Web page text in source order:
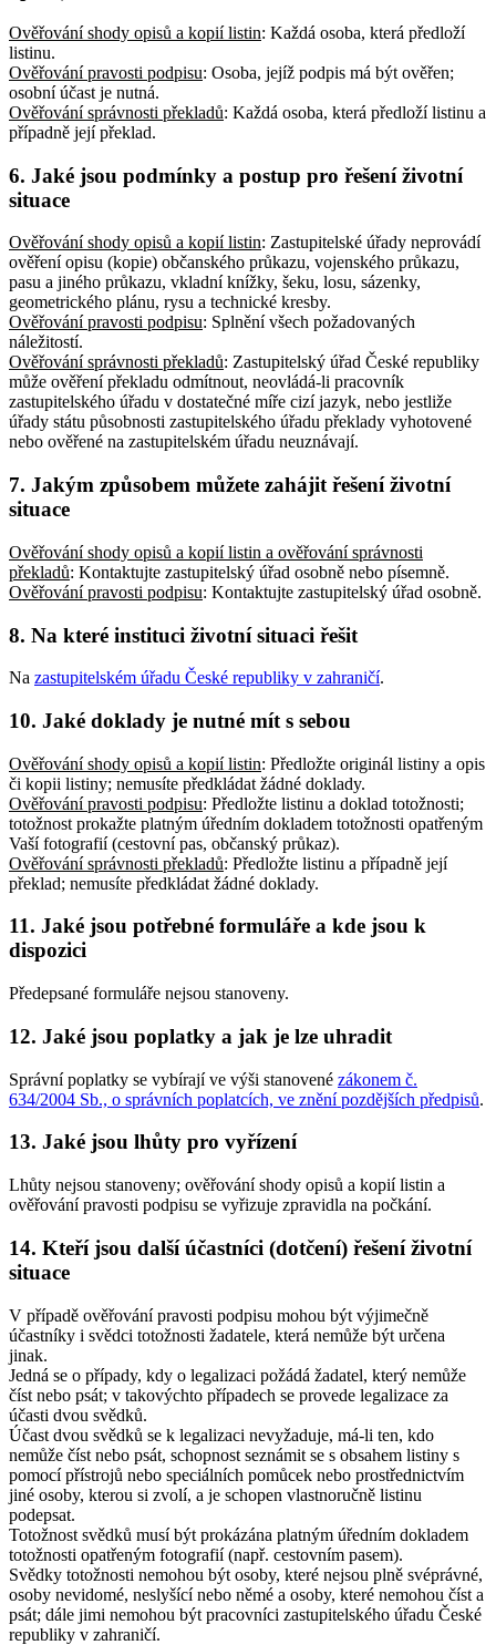
Ověřování shody opisů a kopií listin: Každá osoba, která předloží
listinu.
Ověřování pravosti podpisu: Osoba, jejíž podpis má být ověřen;
osobní účast je nutná.
Ověřování správnosti překladů: Každá osoba, která předloží listinu a
případně její překlad.
6. Jaké jsou podmínky a postup pro řešení životní
situace
Ověřování shody opisů a kopií listin: Zastupitelské úřady neprovádí
ověření opisu (kopie) občanského průkazu, vojenského průkazu,
pasu a jiného průkazu, vkladní knížky, šeku, losu, sázenky,
geometrického plánu, rysu a technické kresby.
Ověřování pravosti podpisu: Splnění všech požadovaných
náležitostí.
Ověřování správnosti překladů: Zastupitelský úřad České republiky
může ověření překladu odmítnout, neovládá-li pracovník
zastupitelského úřadu v dostatečné míře cizí jazyk, nebo jestliže
úřady státu působnosti zastupitelského úřadu překlady vyhotovené
nebo ověřené na zastupitelském úřadu neuznávají.
7. Jakým způsobem můžete zahájit řešení životní
situace
Ověřování shody opisů a kopií listin a ověřování správnosti
překladů: Kontaktujte zastupitelský úřad osobně nebo písemně.
Ověřování pravosti podpisu: Kontaktujte zastupitelský úřad osobně.
8. Na které instituci životní situaci řešit
Na zastupitelském úřadu České republiky v zahraničí.
10. Jaké doklady je nutné mít s sebou
Ověřování shody opisů a kopií listin: Předložte originál listiny a opis
či kopii listiny; nemusíte předkládat žádné doklady.
Ověřování pravosti podpisu: Předložte listinu a doklad totožnosti;
totožnost prokažte platným úředním dokladem totožnosti opatřeným
Vaší fotografií (cestovní pas, občanský průkaz).
Ověřování správnosti překladů: Předložte listinu a případně její
překlad; nemusíte předkládat žádné doklady.
11. Jaké jsou potřebné formuláře a kde jsou k
dispozici
Předepsané formuláře nejsou stanoveny.
12. Jaké jsou poplatky a jak je lze uhradit
Správní poplatky se vybírají ve výši stanovené zákonem č.
634/2004 Sb., o správních poplatcích, ve znění pozdějších předpisů.
13. Jaké jsou lhůty pro vyřízení
Lhůty nejsou stanoveny; ověřování shody opisů a kopií listin a
ověřování pravosti podpisu se vyřizuje zpravidla na počkání.
14. Kteří jsou další účastníci (dotčení) řešení životní
situace
V případě ověřování pravosti podpisu mohou být výjimečně
účastníky i svědci totožnosti žadatele, která nemůže být určena
jinak.
Jedná se o případy, kdy o legalizaci požádá žadatel, který nemůže
číst nebo psát; v takovýchto případech se provede legalizace za
účasti dvou svědků.
Účast dvou svědků se k legalizaci nevyžaduje, má-li ten, kdo
nemůže číst nebo psát, schopnost seznámit se s obsahem listiny s
pomocí přístrojů nebo speciálních pomůcek nebo prostřednictvím
jiné osoby, kterou si zvolí, a je schopen vlastnoručně listinu
podepsat.
Totožnost svědků musí být prokázána platným úředním dokladem
totožnosti opatřeným fotografií (např. cestovním pasem).
Svědky totožnosti nemohou být osoby, které nejsou plně svéprávné,
osoby nevidomé, neslyšící nebo němé a osoby, které nemohou číst a
psát; dále jimi nemohou být pracovníci zastupitelského úřadu České
republiky v zahraničí.